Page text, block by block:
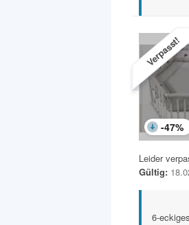
Verpasst!
-47%
Leider
Gültig:
6-eckiges